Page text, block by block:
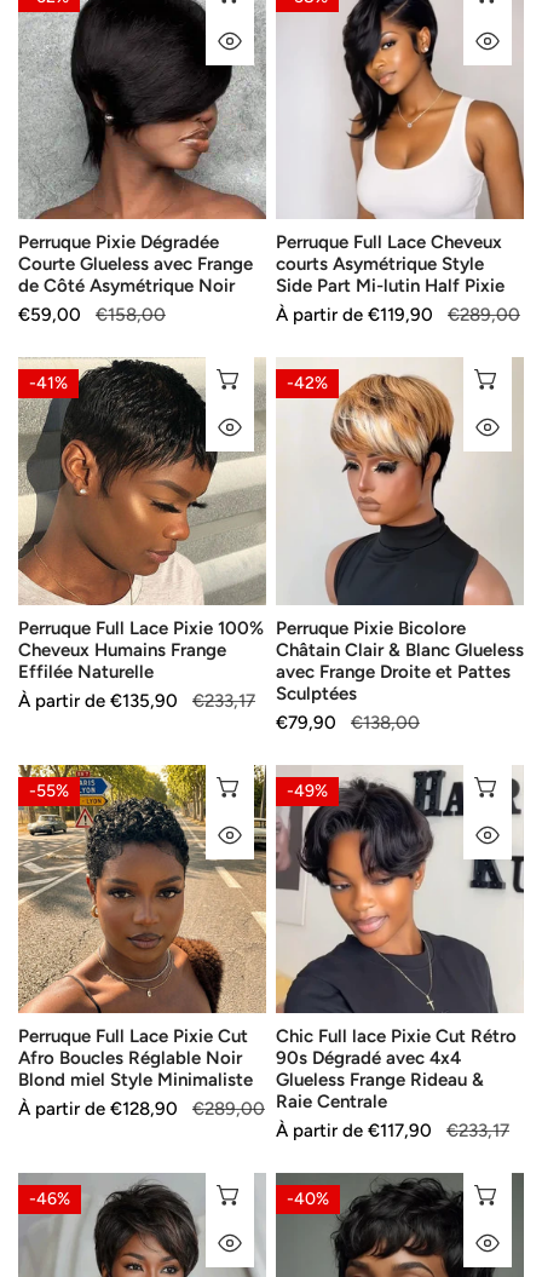
Pixie
Dégradée
Courte
Glueless
avec
Frange
de
Côté
Asymétrique
Noir
APERÇU RAPIDE
Perruque Pixie Dégradée
Courte Glueless avec Frange
de Côté Asymétrique Noir
Prix
vente
€59,00
Prix
€158,00
Full
Asymétrique
Part
Mi-
lutin
Half
Perruque Full Lace Cheveux
courts Asymétrique Style
Side Part Mi-lutin Half Pixie
Prix
vente
À partir de €119,90
Prix
€289,00
Perruque
Full
Lace
Pixie
100%
Cheveux
Humains
Frange
Effilée
Naturelle
-41% SÉLECTIONNEZ LES OPTIONS
APERÇU RAPIDE
Perruque Full Lace Pixie 100%
Cheveux Humains Frange
Effilée Naturelle
Prix
À partir de €135,90
Prix
€233,17
Perruque
Pixie
Bicolore
Glueless
avec
Frange
Droite
et
Pattes
-42%
Perruque Pixie Bicolore
Châtain Clair & Blanc Glueless
avec Frange Droite et Pattes
Sculptées
Prix
vente
€79,90
Prix
€138,00
Perruque
Full
Lace
Pixie
Cut
Afro
Boucles
Réglable
Noir
Blond
miel
Style
-55% SÉLECTIONNEZ LES OPTIONS
APERÇU RAPIDE
Perruque Full Lace Pixie Cut
Afro Boucles Réglable Noir
Blond miel Style Minimaliste
Prix
À partir de €128,90
Prix
€289,00
Chic
Full
lace
Pixie
Cut
Rétro
Dégradé
avec
4x4
Glueless
Frange
Rideau
Raie
Centrale
-49%
Chic Full lace Pixie Cut Rétro
90s Dégradé avec 4x4
Glueless Frange Rideau &
Raie Centrale
Prix
vente
À partir de €117,90
Prix
€233,17
𝐏𝐫𝐞̂𝐭
𝐞𝐧
𝟐𝟒𝐡⚡Glueless
-46% SÉLECTIONNEZ LES OPTIONS
APERÇU RAPIDE
𝐏𝐫𝐞̂𝐭
𝐞𝐧
𝟐𝟒𝐡⚡Patron
-40%